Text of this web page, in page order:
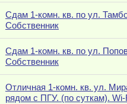
Сдам 1-комн. кв. по ул.
Собственник
Сдам 1-комн. кв. по ул.
Собственник
Отличная 1-комн. кв. ул.
рядом с ПГУ. (по суткам). Wi-